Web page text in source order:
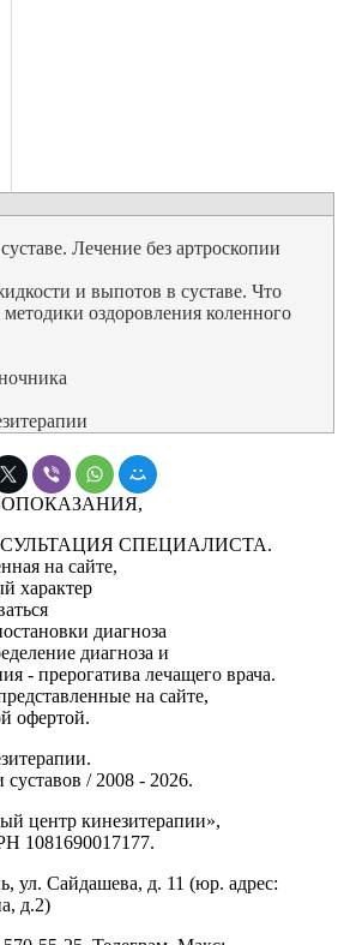
Лечение без артроскопии
и выпотов в суставе. Что
оздоровления коленного
СПЕЦИАЛИСТА.
на сайте,
характер
диагноза
диагноза и
- прерогатива лечащего врача.
на сайте,
офертой.
/ 2008 - 2026.
центр кинезитерапии»,
1081690017177.
ул. Сайдашева, д. 11 (юр. адрес:
д.2)